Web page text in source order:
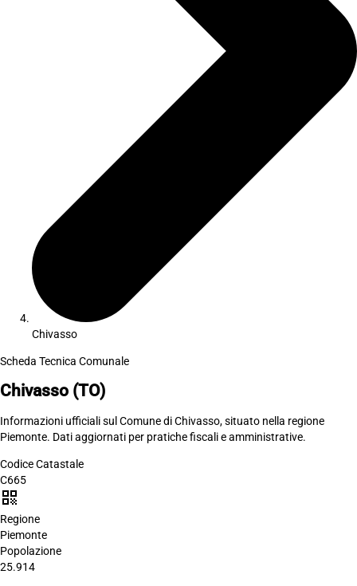
Chivasso
Scheda Tecnica Comunale
Chivasso (TO)
Informazioni ufficiali sul Comune di Chivasso, situato nella regione
Piemonte. Dati aggiornati per pratiche fiscali e amministrative.
Codice Catastale
C665
qr_code
Regione
Piemonte
Popolazione
25.914